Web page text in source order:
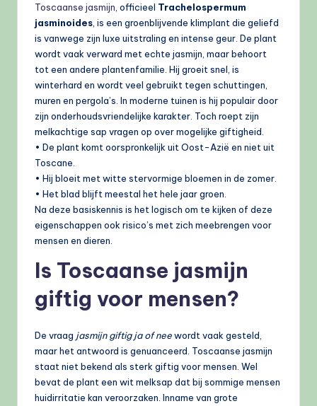
Toscaanse jasmijn , officieel Trachelospermum
jasminoides , is een groenblijvende klimplant die geliefd
is vanwege zijn luxe uitstraling en intense geur. De plant
wordt vaak verward met echte jasmijn, maar behoort
tot een andere plantenfamilie. Hij groeit snel, is
winterhard en wordt veel gebruikt tegen schuttingen,
muren en pergola’s. In moderne tuinen is hij populair door
zijn onderhoudsvriendelijke karakter. Toch roept zijn
melkachtige sap vragen op over mogelijke giftigheid.
• De plant komt oorspronkelijk uit Oost-Azië en niet uit
Toscane.
• Hij bloeit met witte stervormige bloemen in de zomer.
• Het blad blijft meestal het hele jaar groen.
Na deze basiskennis is het logisch om te kijken of deze
eigenschappen ook risico’s met zich meebrengen voor
mensen en dieren.
Is Toscaanse jasmijn
giftig voor mensen?
De vraag jasmijn giftig ja of neewordt vaak gesteld,
maar het antwoord is genuanceerd. Toscaanse jasmijn
staat niet bekend als sterk giftig voor mensen. Wel
bevat de plant een wit melksap dat bij sommige mensen
huidirritatie kan veroorzaken. Inname van grote